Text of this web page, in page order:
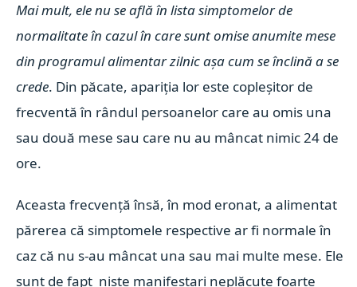
Mai mult, ele nu se află în lista simptomelor de
normalitate în cazul în care sunt omise anumite mese
din programul alimentar zilnic așa cum se înclină a se
crede. Din păcate, apariția lor este copleșitor de
frecventă în rândul persoanelor care au omis una
sau două mese sau care nu au mâncat nimic 24 de
ore.
Aceasta frecvență însă, în mod eronat, a alimentat
părerea că simptomele respective ar fi normale în
caz că nu s-au mâncat una sau mai multe mese. Ele
sunt de fapt niste manifestari neplăcute foarte